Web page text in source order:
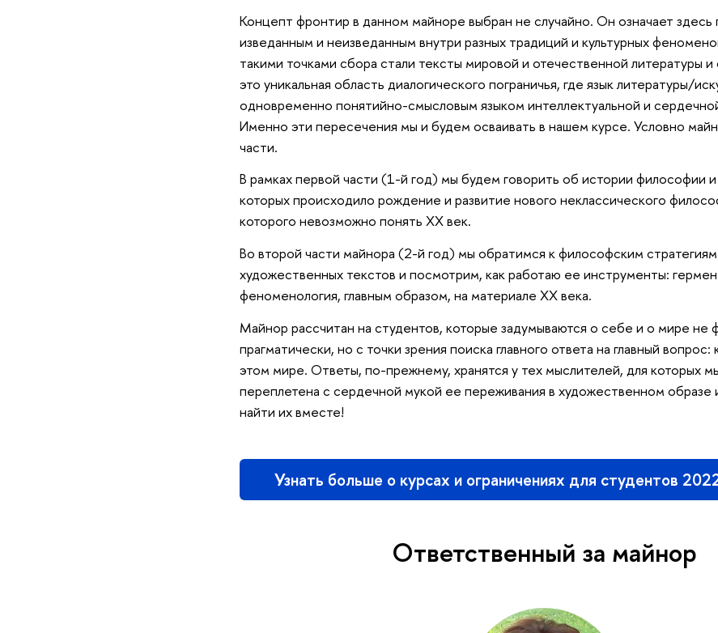
Концепт фронтир в данном майноре выбран не случайно. Он означает здесь
изведанным и неизведанным внутри разных традиций и культурных
такими точками сбора стали тексты мировой и отечественной литературы
это уникальная область диалогического пограничья, где язык литературы/
одновременно понятийно-смысловым языком интеллектуальной и
Именно эти пересечения мы и будем осваивать в нашем курсе. Условно
части.
В рамках первой части (1-й год) мы будем говорить об истории философии и
которых происходило рождение и развитие нового неклассического
которого невозможно понять XX век.
Во второй части майнора (2-й год) мы обратимся к философским стратегиям
художественных текстов и посмотрим, как работаю ее инструменты:
феноменология, главным образом, на материале XX века.
Майнор рассчитан на студентов, которые задумываются о себе и о мире не
прагматически, но с точки зрения поиска главного ответа на главный вопрос:
этом мире. Ответы, по-прежнему, хранятся у тех мыслителей, для которых
переплетена с сердечной мукой ее переживания в художественном
найти их вместе!
Узнать больше о курсах и ограничениях для студентов
Ответственный за майнор